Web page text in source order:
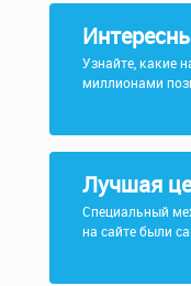
Узнайте, какие
миллионами
Лучшая
Специальный
на сайте были